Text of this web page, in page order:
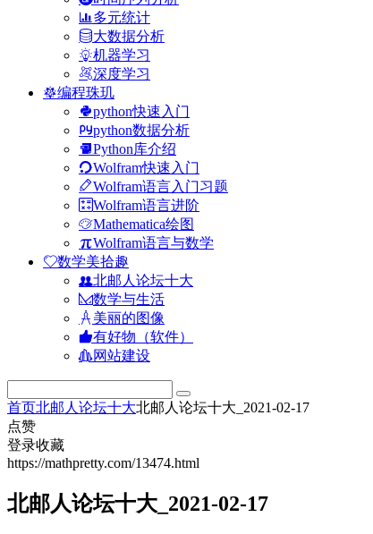
多元统计
大数据分析
机器学习
深度学习
编程珠玑
python快速入门
python数据分析
Python库介绍
Wolfram快速入门
Wolfram语言入门习题
Wolfram语言进阶
Mathematica绘图
Wolfram语言与数学
数学美拾趣
北邮人论坛十大
数学与生活
美丽的图像
有好物（软件）
网站建设
首页北邮人论坛十大北邮人论坛十大_2021-02-17
点赞
登录收藏
https://mathpretty.com/13474.html
北邮人论坛十大_2021-02-17